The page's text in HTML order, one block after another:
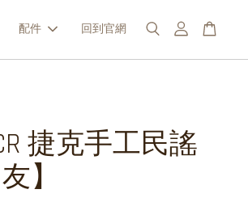
配件 回到官網
捷克手工民謠
】